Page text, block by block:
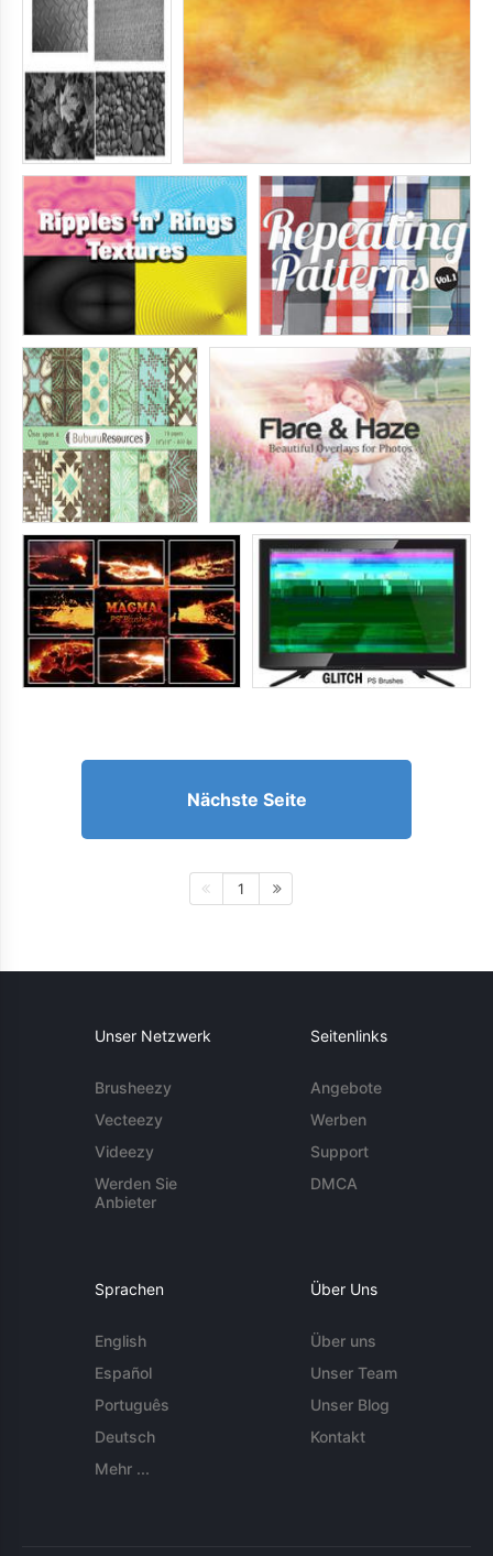
Nächste Seite
1
Unser Netzwerk
Brusheezy
Vecteezy
Videezy
Werden Sie
Anbieter
Seitenlinks
Angebote
Werben
Support
DMCA
Sprachen
English
Español
Português
Deutsch
Mehr ...
Über Uns
Über uns
Unser Team
Unser Blog
Kontakt